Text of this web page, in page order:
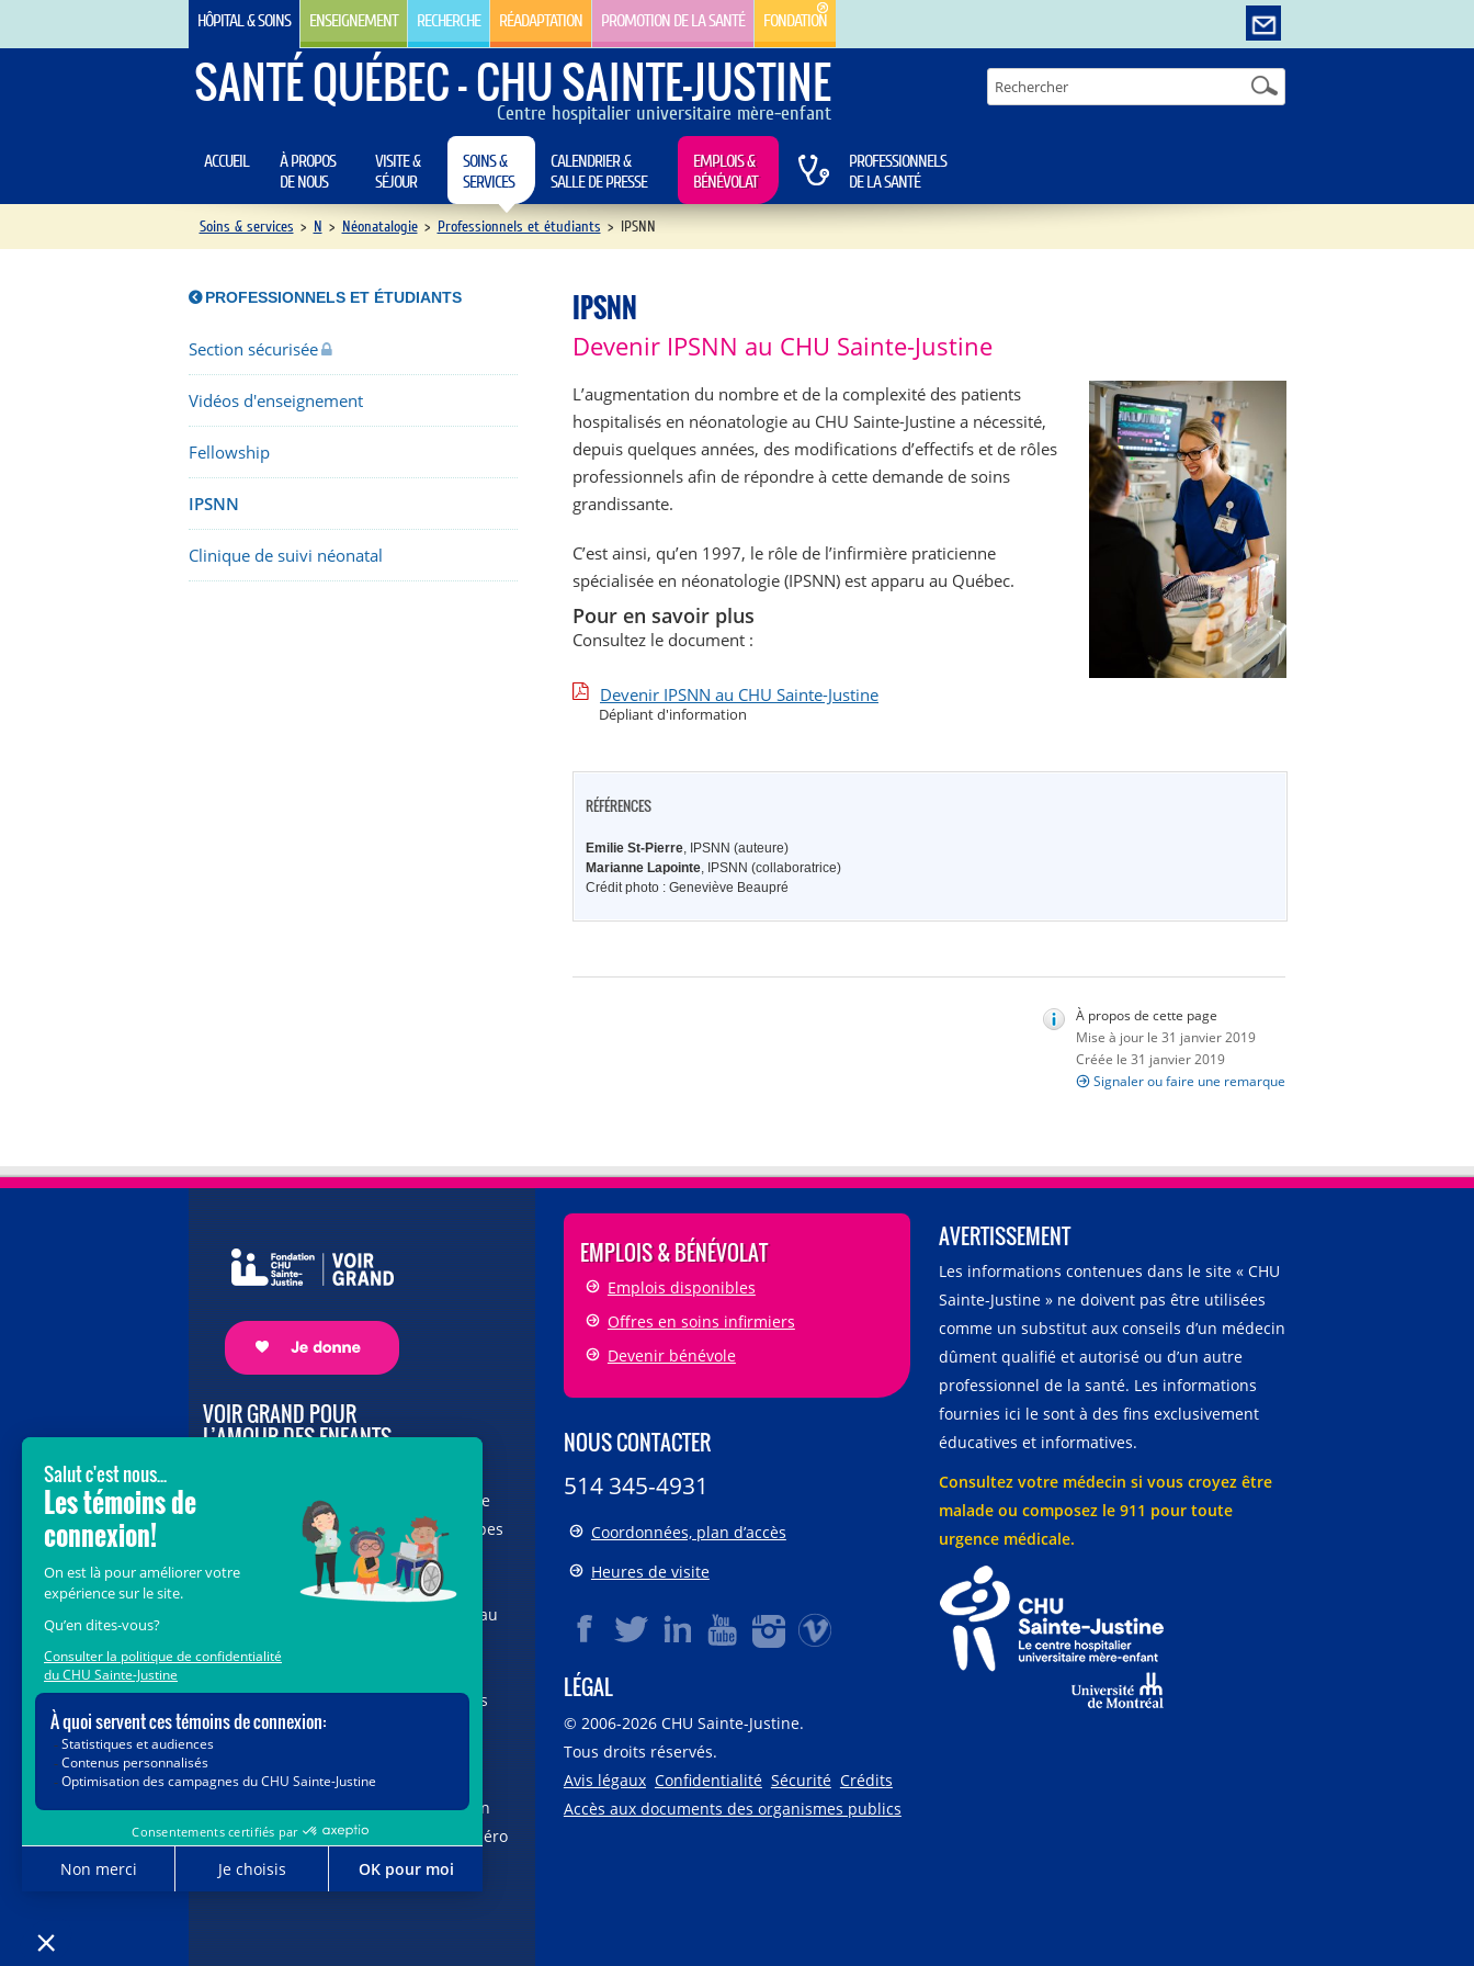
HÔPITAL & SOINS ENSEIGNEMENT RECHERCHE RÉADAPTATION PROMOTION DE LA SANTÉ FONDATION
SANTÉ QUÉBEC - CHU SAINTE-JUSTINE
Centre hospitalier universitaire mère-enfant
ACCUEIL
À PROPOS
DE NOUS
VISITE &
SÉJOUR
SOINS &
SERVICES
CALENDRIER &
SALLE DE PRESSE
EMPLOIS &
BÉNÉVOLAT
PROFESSIONNELS
DE LA SANTÉ
Soins & services > N > Néonatalogie > Professionnels et étudiants > IPSNN
PROFESSIONNELS ET ÉTUDIANTS
Section sécurisée
Vidéos d'enseignement
Fellowship
IPSNN
Clinique de suivi néonatal
IPSNN
Devenir IPSNN au CHU Sainte-Justine
L’augmentation du nombre et de la complexité des patients
hospitalisés en néonatologie au CHU Sainte-Justine a nécessité,
depuis quelques années, des modifications d’effectifs et de rôles
professionnels afin de répondre à cette demande de soins
grandissante.
C’est ainsi, qu’en 1997, le rôle de l’infirmière praticienne
spécialisée en néonatologie (IPSNN) est apparu au Québec.
Pour en savoir plus
Consultez le document :
Devenir IPSNN au CHU Sainte-Justine
Dépliant d'information
RÉFÉRENCES
Emilie St-Pierre, IPSNN (auteure)
Marianne Lapointe, IPSNN (collaboratrice)
Crédit photo : Geneviève Beaupré
À propos de cette page
Mise à jour le 31 janvier 2019
Créée le 31 janvier 2019
Signaler ou faire une remarque
VOIR GRAND POUR
L’AMOUR DES ENFANTS
vous au cœur de la campagne majeure
Voir Grand, nous conduisons les équipes
soignantes vers les opportunités de la
science et des nouvelles technologies
pour que chaque enfant, où qu’il soit au
Justine. Ensemble, unissons nos forces
pour leur avenir.
Merci de voir grand avec nous.
Vous pouvez également faire votre don
par la poste ou par téléphone au numéro
sans frais1-888-235-DONS (3667)
EMPLOIS & BÉNÉVOLAT
Emplois disponibles
Offres en soins infirmiers
Devenir bénévole
NOUS CONTACTER
514 345-4931
Coordonnées, plan d’accès
Heures de visite
LÉGAL
© 2006-2026CHU Sainte-Justine.
Tous droits réservés.
Avis légaux Confidentialité Sécurité Crédits
Accès aux documents des organismes publics
AVERTISSEMENT
Les informations contenues dans le site « CHU
Sainte-Justine » ne doivent pas être utilisées
comme un substitut aux conseils d’un médecin
dûment qualifié et autorisé ou d’un autre
professionnel de la santé. Les informations
fournies ici le sont à des fins exclusivement
éducatives et informatives.
Consultez votre médecin si vous croyez être
malade ou composez le 911 pour toute
urgence médicale.